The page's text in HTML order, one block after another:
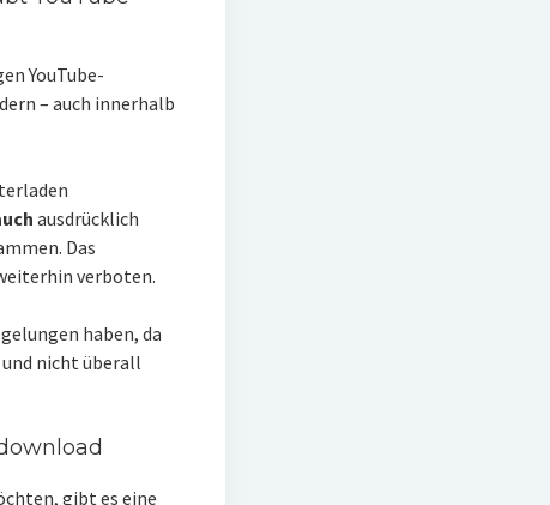
YouTube-
– auch innerhalb
ausdrücklich
Das
verboten.
haben, da
nicht überall
gibt es eine